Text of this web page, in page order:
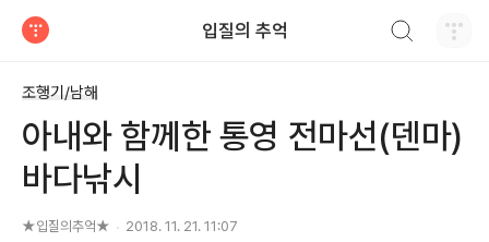
입질의 추억
조행기/남해
아내와 함께한 통영 전마선(덴마)
바다낚시
★입질의추억★ 2018. 11. 21. 11:07